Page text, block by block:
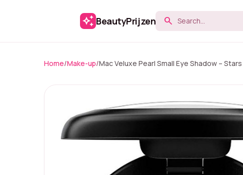
auto_awesome BeautyPrijzen search
Home/Make-up/Mac Veluxe Pearl Small Eye Shadow – Stars